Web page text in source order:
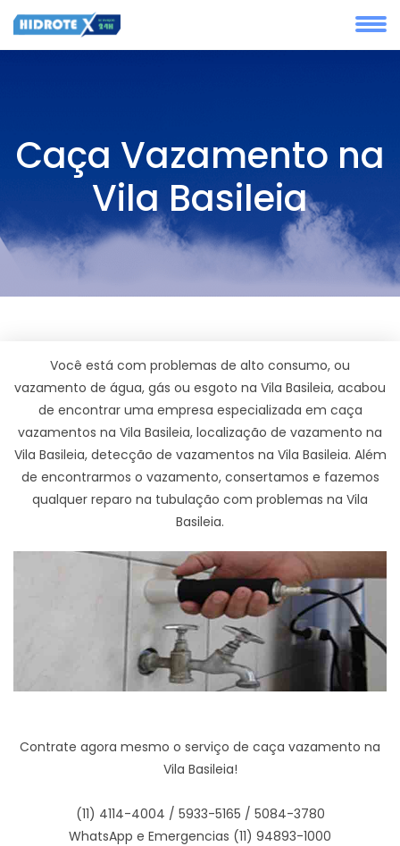
Caça Vazamento na
Vila Basileia
Você está com problemas de alto consumo, ou
vazamento de água, gás ou esgoto na Vila Basileia, acabou
de encontrar uma empresa especializada em caça
vazamentos na Vila Basileia, localização de vazamento na
Vila Basileia, detecção de vazamentos na Vila Basileia. Além
de encontrarmos o vazamento, consertamos e fazemos
qualquer reparo na tubulação com problemas na Vila
Basileia.
Contrate agora mesmo o serviço de caça vazamento na
Vila Basileia!
(11) 4114-4004 / 5933-5165 / 5084-3780
WhatsApp e Emergencias (11) 94893-1000